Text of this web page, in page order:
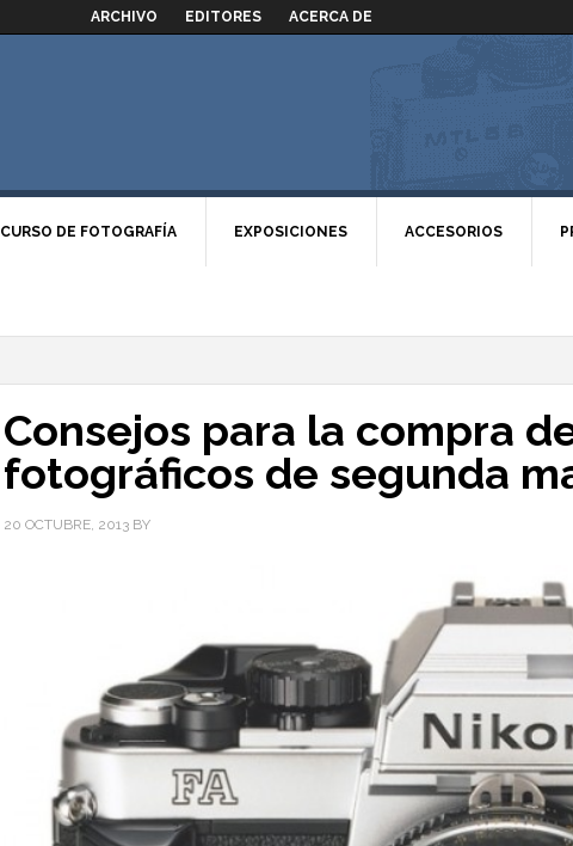
ARCHIVO EDITORES ACERCA DE
CURSO DE FOTOGRAFÍA EXPOSICIONES ACCESORIOS
Consejos para la compra
fotográficos de segunda
20 OCTUBRE, 2013 BY